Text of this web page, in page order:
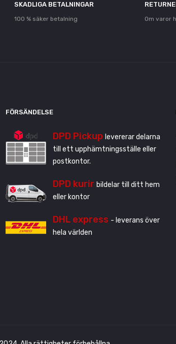
SKADLIGA BETALNINGAR
100 % säker betalning Om varor
FÖRSÄNDELSE
DPD Pickup levererar delarna
till ett upphämtningsställe eller
postkontor.
DPD kurir bildelar till ditt hem
eller kontor
DHL express - leverans över
hela världen